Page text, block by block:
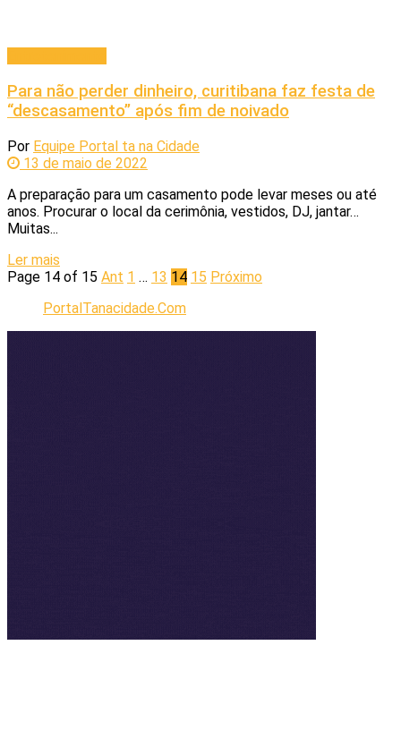
Para não perder dinheiro, curitibana faz festa de
“descasamento” após fim de noivado
Por Equipe Portal ta na Cidade
13 de maio de 2022
A preparação para um casamento pode levar meses ou até
anos. Procurar o local da cerimônia, vestidos, DJ, jantar…
Muitas...
Ler mais
Page 14 of 15 Ant 1 … 13 14 15 Próximo
PortalTanacidade.Com